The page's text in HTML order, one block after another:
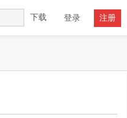
登录 注册
下载